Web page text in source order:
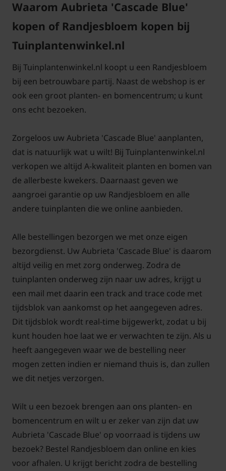
wintergroen?
Zeker blijft deze plant groen in de winter.
Is Aubrieta 'Cascade Blue' een vaste
plant
Ja hoor, deze mooie voorjaarsbloeier blijft elk jaar
Is Aubrieta 'Cascade Blue' een
bodembedekker?
Ja, wij adviseren 7 plantjes per m2 om de
Waarom Aubrieta 'Cascade Blue'
kopen of Randjesbloem kopen bij
Tuinplantenwinkel.nl
Bij Tuinplantenwinkel.nl koopt u een Randjesbloem
bij een betrouwbare partij. Naast de webshop is er
ook een groot planten- en bomencentrum; u kunt
ons echt bezoeken.
Zorgeloos uw Aubrieta 'Cascade Blue' aanplanten,
dat is natuurlijk wat u wilt! Bij Tuinplantenwinkel.nl
verkopen we altijd A-kwaliteit planten en bomen van
de allerbeste kwekers. Daarnaast geven we
aangroei garantie op uw Randjesbloem en alle
andere tuinplanten die we online aanbieden.
Alle bestellingen bezorgen we met onze eigen
bezorgdienst. Uw Aubrieta 'Cascade Blue' is daarom
altijd veilig en met zorg onderweg. Zodra de
tuinplanten onderweg zijn naar uw adres, krijgt u
een mail met daarin een track and trace code met
tijdsblok van aankomst op het aangegeven adres.
Dit tijdsblok wordt real-time bijgewerkt, zodat u bij
kunt houden hoe laat we er verwachten te zijn. Als u
heeft aangegeven waar we de bestelling neer
mogen zetten indien er niemand thuis is, dan zullen
we dit netjes verzorgen.
Wilt u een bezoek brengen aan ons planten- en
bomencentrum en wilt u er zeker van zijn dat uw
Aubrieta 'Cascade Blue' op voorraad is tijdens uw
bezoek? Bestel Randjesbloem dan online en kies
voor afhalen. U krijgt bericht zodra de bestelling